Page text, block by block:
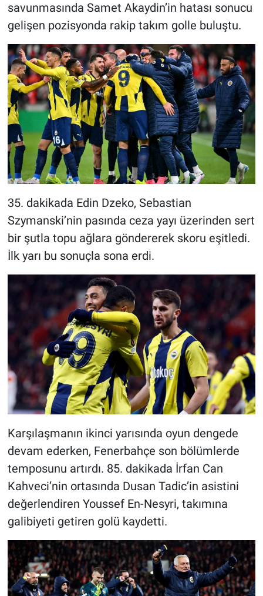
savunmasında Samet Akaydin’in hatası sonucu
gelişen pozisyonda rakip takım golle buluştu.
35. dakikada Edin Dzeko, Sebastian
Szymanski’nin pasında ceza yayı üzerinden sert
bir şutla topu ağlara göndererek skoru eşitledi.
İlk yarı bu sonuçla sona erdi.
Karşılaşmanın ikinci yarısında oyun dengede
devam ederken, Fenerbahçe son bölümlerde
temposunu artırdı. 85. dakikada İrfan Can
Kahveci’nin ortasında Dusan Tadic’in asistini
değerlendiren Youssef En-Nesyri, takımına
galibiyeti getiren golü kaydetti.